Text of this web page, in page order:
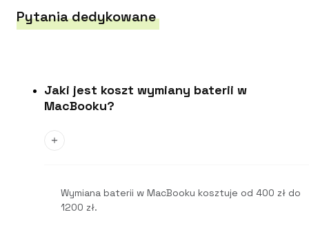
Pytania dedykowane
Jaki jest koszt wymiany baterii w
MacBooku?
Wymiana baterii w MacBooku kosztuje od 400 zł do
1200 zł.